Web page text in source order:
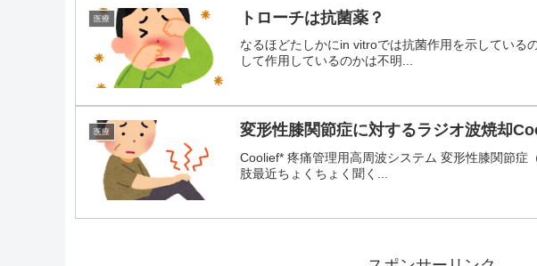
医療 トローチは抗菌薬？
なるほどたしかにin vitroでは抗菌作用を示している
して作用しているのかは不明...
医療 変形性膝関節症に対するラジオ波焼却
Coolief* 疼痛管理用高周波システム 変形性膝関節症
肢最近ちょくちょく聞く...